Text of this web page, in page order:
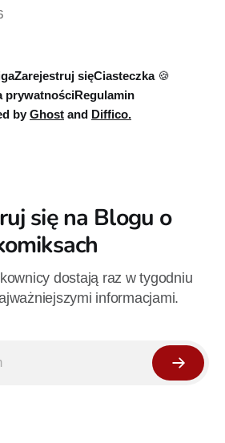
Akcja ma rozgrywać się w
fabule pojawią się zjawiska
Zarejestruj sięCiasteczka 🍪
prywatnościRegulamin
by Ghost and Diffico.
się na Blogu o
dostają raz w tygodniu
informacjami.